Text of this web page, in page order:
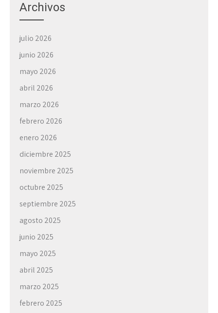
Archivos
julio 2026
junio 2026
mayo 2026
abril 2026
marzo 2026
febrero 2026
enero 2026
diciembre 2025
noviembre 2025
octubre 2025
septiembre 2025
agosto 2025
junio 2025
mayo 2025
abril 2025
marzo 2025
febrero 2025